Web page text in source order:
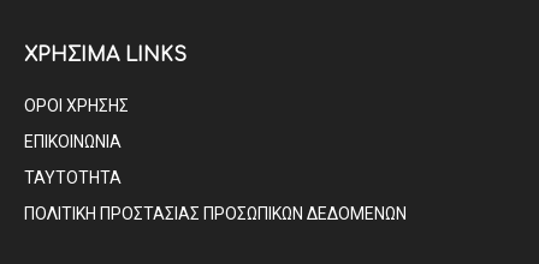
ΧΡΗΣΙΜΑ LINKS
ΟΡΟΙ ΧΡΗΣΗΣ
ΕΠΙΚΟΙΝΩΝΙΑ
ΤΑΥΤΟΤΗΤΑ
ΠΟΛΙΤΙΚΗ ΠΡΟΣΤΑΣΙΑΣ ΠΡΟΣΩΠΙΚΩΝ ΔΕΔΟΜΕΝΩΝ